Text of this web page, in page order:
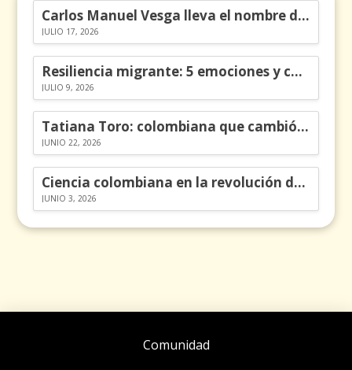
Carlos Manuel Vesga lleva el nombre de Colombia a los Emmy
JULIO 17, 2026
Resiliencia migrante: 5 emociones y cómo gestionarlas
JULIO 9, 2026
Tatiana Toro: colombiana que cambió la historia de las matemáticas
JUNIO 22, 2026
Ciencia colombiana en la revolución de los órganos en chips
JUNIO 3, 2026
Comunidad